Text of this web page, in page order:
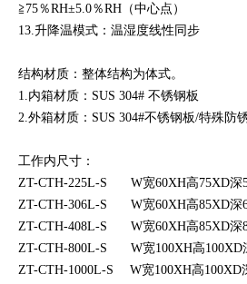
≧75％RH±5.0％RH（中心点）
13.升降温模式：温湿度线性同步
结构材质：整体结构为体式。
1.内箱材质：SUS 304# 不锈钢板
2.外箱材质：SUS 304#不锈钢板/特殊防
工作内尺寸：
ZT-CTH-225L-S W宽60XH高75XD深
ZT-CTH-306L-S W宽60XH高85XD深
ZT-CTH-408L-S W宽60XH高85XD深
ZT-CTH-800L-S W宽100XH高100XD
ZT-CTH-1000L-S W宽100XH高100XD